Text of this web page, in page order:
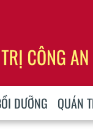
DƯỠNG QUÁN